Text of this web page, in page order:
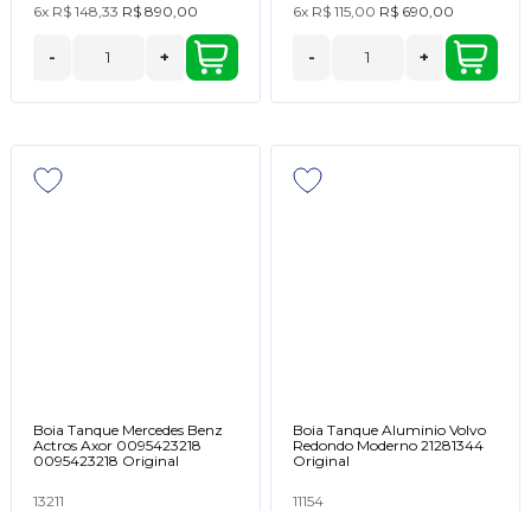
6x R$ 148,33 R$ 890,00
- +
6x R$ 115,00 R$ 690,00
- +
Boia Tanque Mercedes Benz
Actros Axor 0095423218
0095423218 Original
13211
Boia Tanque Aluminio Volvo
Redondo Moderno 21281344
Original
11154